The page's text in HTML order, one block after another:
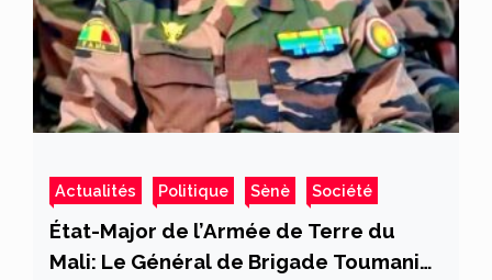
Actualités Politique Sènè Société
État-Major de l’Armée de Terre du
Mali: Le Général de Brigade Toumani